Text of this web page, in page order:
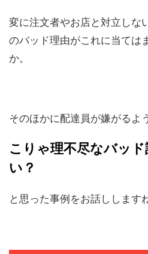
変に注文者やお店と対立しな
のバッド理由がこれに当ては
か。
そのほかに配達員が嫌がるよ
こりゃ理不尽なバッ
い？
と思った事例をお話しします